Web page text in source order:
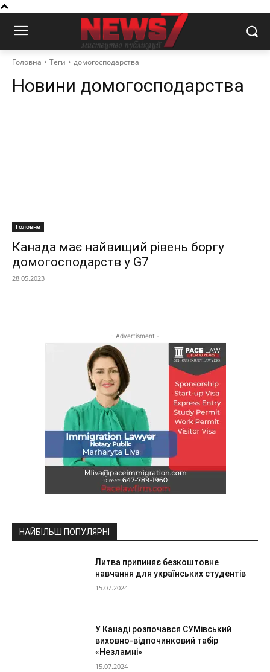
Головна Теги домогосподарства
Новини домогосподарства
Головне
Канада має найвищий рівень боргу
домогосподарств у G7
28.05.2023
- Advertisment -
НАЙБІЛЬШ ПОПУЛЯРНІ
Литва припиняє безкоштовне
навчання для українських студентів
15.07.2024
У Канаді розпочався СУМівський
виховно-відпочинковий табір
«Незламні»
15.07.2024